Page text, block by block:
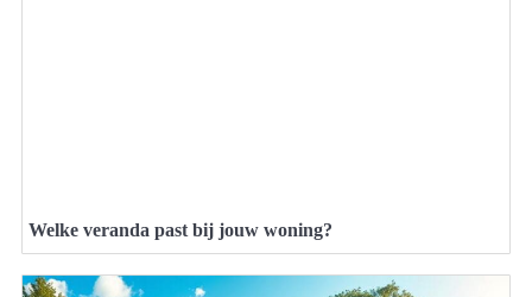
Welke veranda past bij jouw woning?